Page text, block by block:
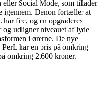
eller Social Mode, som tillader
igennem. Denon fortæller at
fire, og en opgraderes
og udligner niveauet af lyde
i ørerne. De nye
har en pris på omkring
omkring 2.600 kroner.